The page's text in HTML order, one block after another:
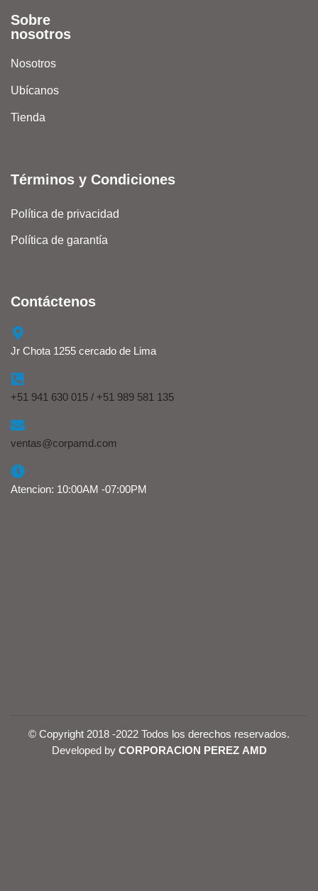
Sobre
nosotros
Nosotros
Ubícanos
Tienda
Términos y Condiciones
Política de privacidad
Política de garantía
Contáctenos
Jr Chota 1255 cercado de Lima
+51 941 630 015 / +51 989 581 135
ventas@corpamd.com
Atencion: 10:00AM -07:00PM
© Copyright 2018 -2022 Todos los derechos reservados.
Developed by CORPORACION PEREZ AMD